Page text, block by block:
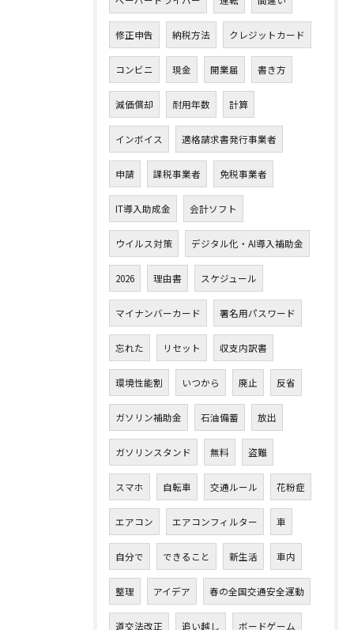
修正申告 納税方法 クレジットカード
コンビニ 現金 開業届 書き方
減価償却 耐用年数 計算
インボイス 適格請求書発行事業者
申請 課税事業者 免税事業者
IT導入助成金 会計ソフト
ウイルス対策 デジタル化・AI導入補助金
2026 理由書 スケジュール
マイナンバーカード 署名用パスワード
忘れた リセット 収支内訳書
環境性能割 いつから 廃止 反省
ガソリン補助金 石油備蓄 放出
ガソリンスタンド 無料 盗難
スマホ 自転車 交通ルール 花粉症
エアコン エアコンフィルター 車
自分で できること 新生活 車内
整理 アイデア 春の全国交通安全運動
道交法改正 追い越し ボードゲーム